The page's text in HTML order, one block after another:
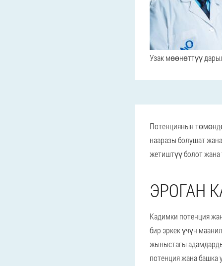
Узак мөөнөттүү
Потенциянын
нааразы болушат
жетиштүү болот жана
ЭРОГАН
Кадимки потенция
бир эркек үчүн
жыныстагы
потенция жана башка